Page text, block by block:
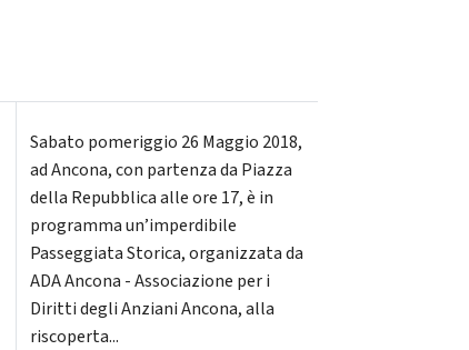
Sabato pomeriggio 26 Maggio 2018,
ad Ancona, con partenza da Piazza
della Repubblica alle ore 17, è in
programma un’imperdibile
Passeggiata Storica, organizzata da
ADA Ancona - Associazione per i
Diritti degli Anziani Ancona, alla
riscoperta...